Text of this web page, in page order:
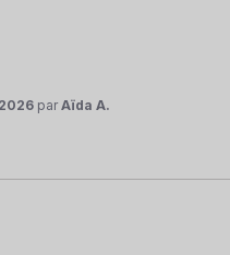
parAïda A.